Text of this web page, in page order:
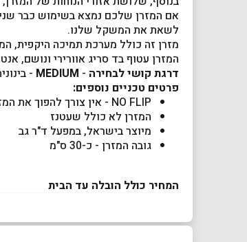
אם המזרן שלכם נמצא בשימוש כבר
לשאת את המשקל שלנו.
מזרן זה כולל מערכת תמיכה היקפית,
המזרן עטוף בד סריג אוורירי ונושם,
דרגת קושי לבחירה -
MEDIUM
-
פרטים טכניים נוספים:
NO FLIP - אין צורך להפוך את המזרן
המזרן לא כולל שעטנז
מיוצר בישראל, במפעל ד"ר גב
גובה המזרן - כ-30 ס"מ
המחיר כולל הובלה עד הבית